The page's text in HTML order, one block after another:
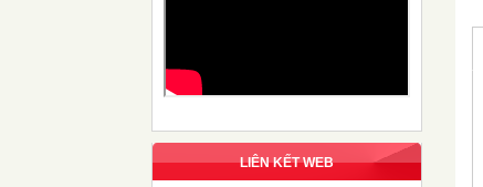
LIÊN KẾT WEB